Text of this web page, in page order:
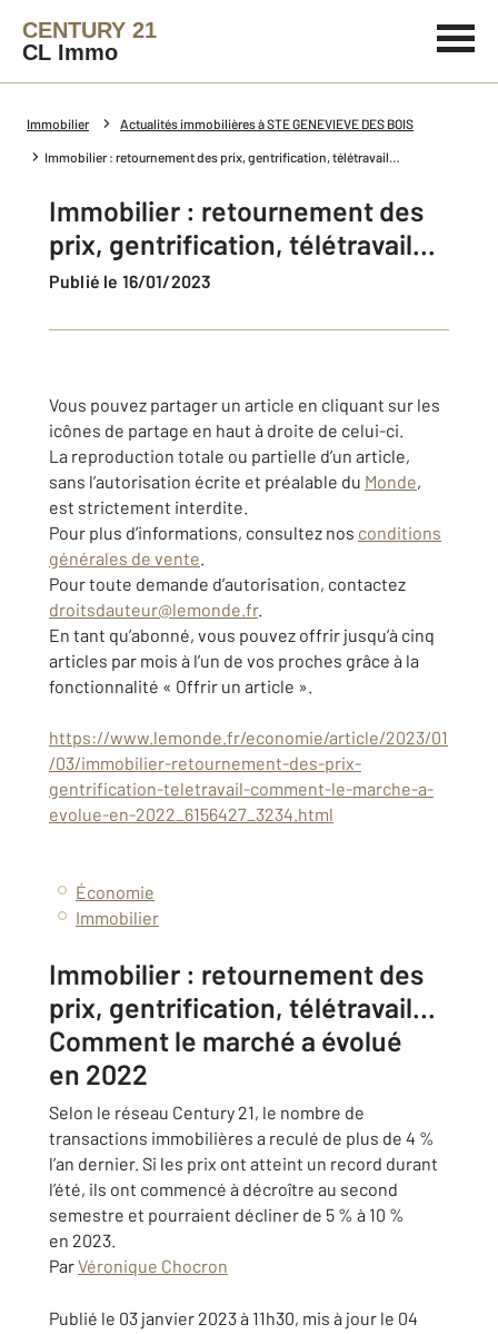
CENTURY 21
CL Immo
Immobilier Actualités immobilières à STE GENEVIEVE DES BOIS
Immobilier : retournement des prix, gentrification, télétravail…
Immobilier : retournement des
prix, gentrification, télétravail…
Publié le 16/01/2023
Vous pouvez partager un article en cliquant sur les
icônes de partage en haut à droite de celui-ci.
La reproduction totale ou partielle d’un article,
sans l’autorisation écrite et préalable du Monde,
est strictement interdite.
Pour plus d’informations, consultez nos conditions
générales de vente.
Pour toute demande d’autorisation, contactez
droitsdauteur@lemonde.fr.
En tant qu’abonné, vous pouvez offrir jusqu’à cinq
articles par mois à l’un de vos proches grâce à la
fonctionnalité « Offrir un article ».
https://www.lemonde.fr/economie/article/2023/01
/03/immobilier-retournement-des-prix-
gentrification-teletravail-comment-le-marche-a-
evolue-en-2022_6156427_3234.html
Économie
Immobilier
Immobilier : retournement des
prix, gentrification, télétravail…
Comment le marché a évolué
en 2022
Selon le réseau Century 21, le nombre de
transactions immobilières a reculé de plus de 4 %
l’an dernier. Si les prix ont atteint un record durant
l’été, ils ont commencé à décroître au second
semestre et pourraient décliner de 5 % à 10 %
en 2023.
ParVéronique Chocron
Publié le 03 janvier 2023 à 11h30, mis à jour le 04